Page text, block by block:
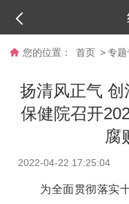
您的位置： 首页 > 专
扬清风正气
保健院召开
腐
2022-04-22 17:25:04
为全面贯彻落实